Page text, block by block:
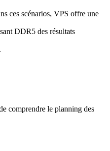
ces scénarios, VPS offre une
DDR5 des résultats
comprendre le planning des